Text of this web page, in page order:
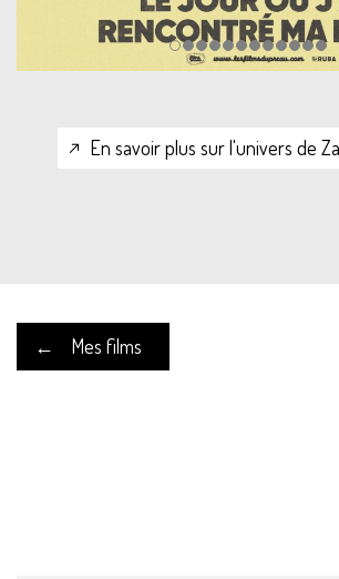
En savoir plus sur l'univers de
← Mes films